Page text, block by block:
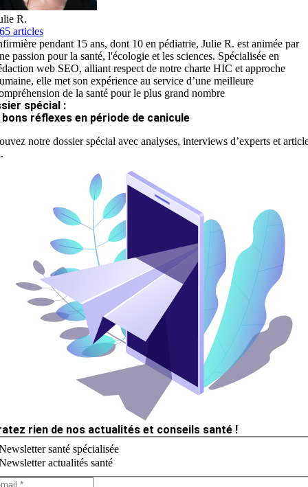
R.
articles
pendant 15 ans, dont 10 en pédiatrie, Julie R. est animée par
passion pour la santé, l'écologie et les sciences. Spécialisée en
web SEO, alliant respect de notre charte HIC et approche
elle met son expérience au service d’une meilleure
de la santé pour le plus grand nombre
spécial :
bons réflexes en période de canicule
notre dossier spécial avec analyses, interviews d’experts et
rien de nos actualités et conseils santé !
santé spécialisée
actualités santé